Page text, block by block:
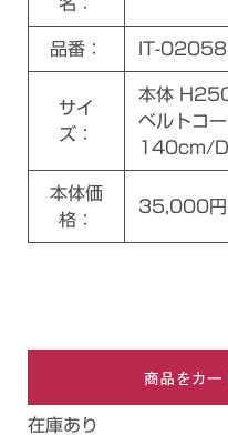
品番： IT-02058
サイ
ズ：
本体
ベルトコ
140cm/
本体価
格：
35,000円
在庫あり